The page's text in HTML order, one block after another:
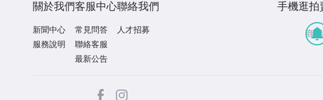
關於我們
新聞中心
服務說明
客服中心
常見問答
聯絡客服
最新公告
聯絡我們
人才招募
手機逛拍
商
facebook